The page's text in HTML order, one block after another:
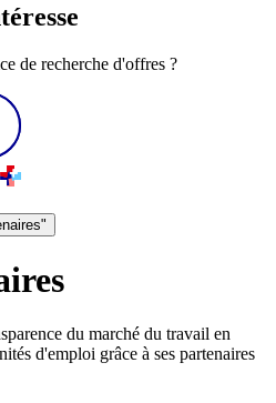
de recherche d'offres ?
du marché du travail en
d'emploi grâce à ses partenaires